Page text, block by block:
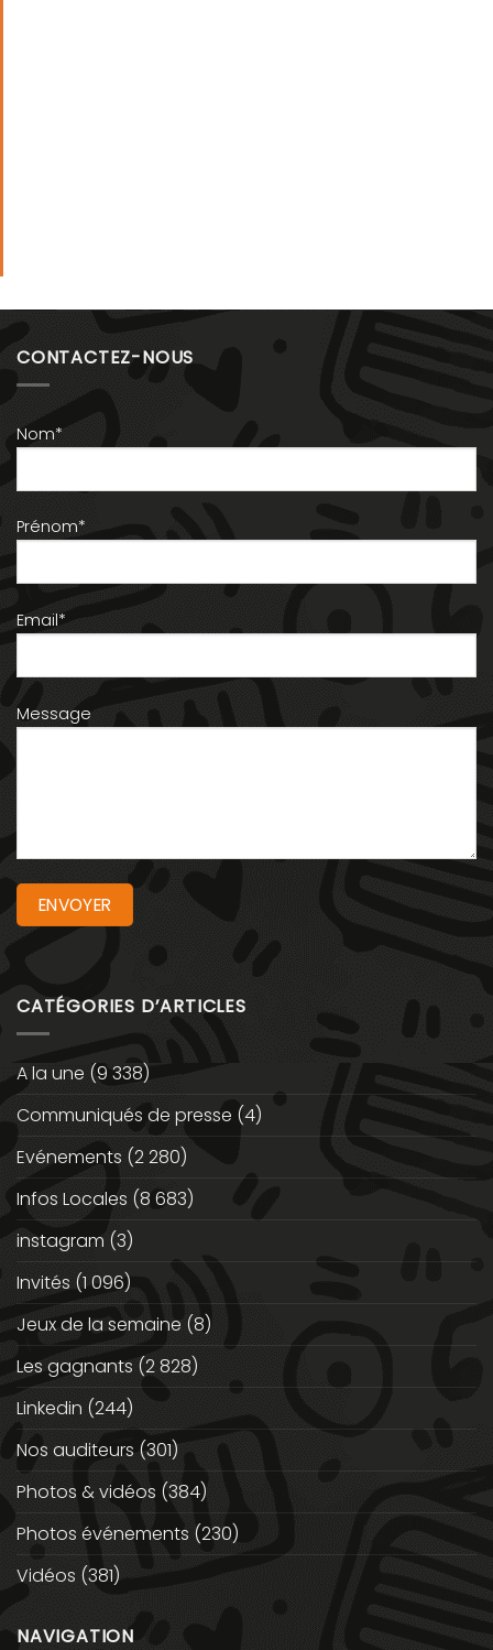
CONTACTEZ-NOUS
Nom*
Prénom*
Email*
Message
CATÉGORIES D’ARTICLES
A la une (9 338)
Communiqués de presse (4)
Evénements (2 280)
Infos Locales (8 683)
instagram (3)
Invités (1 096)
Jeux de la semaine (8)
Les gagnants (2 828)
Linkedin (244)
Nos auditeurs (301)
Photos & vidéos (384)
Photos événements (230)
Vidéos (381)
NAVIGATION